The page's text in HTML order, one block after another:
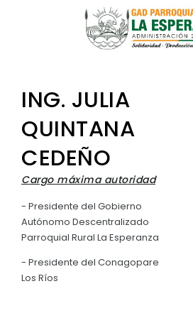
LA PARROQUIA
RESEÑA HISTÓRICA
Historia Antigua
Historia Actual
Símbolos Cívicos
GEOGRAFÍA
Ubicación
GAD
TRANSPARENCIA
GESTIÓN Y PRESUPUESTO
GESTIÓN INSTITUCIONAL
Sesiones Ordinarias
Sesiones Extraordinarias
MECANISMOS DE PARTICIPACIÓN
CIUDADANÍA ACTIVA
TURISMO
ING. JULIA
QUINTANA
CEDEÑO
Cargo máxima autoridad
- Presidente del Gobierno
Autónomo Descentralizado
Parroquial Rural La Esperanza
- Presidente del Conagopare
Los Ríos